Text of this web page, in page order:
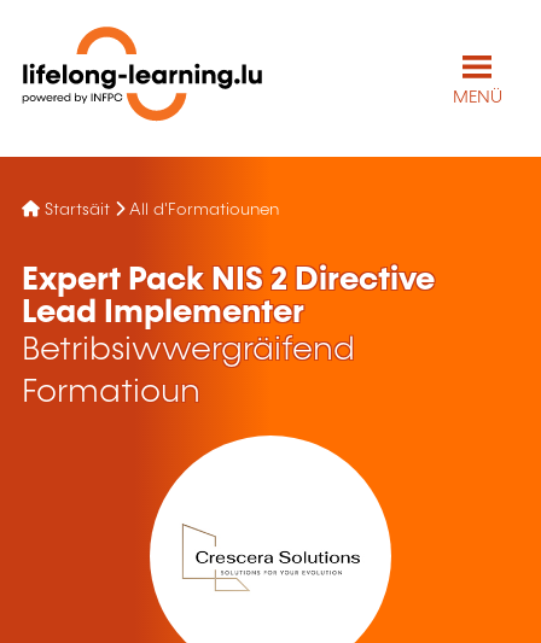
MENÜ
Startsäit All d'Formatiounen
Expert Pack NIS 2 Directive
Lead Implementer
Betribsiwwergräifend
Formatioun